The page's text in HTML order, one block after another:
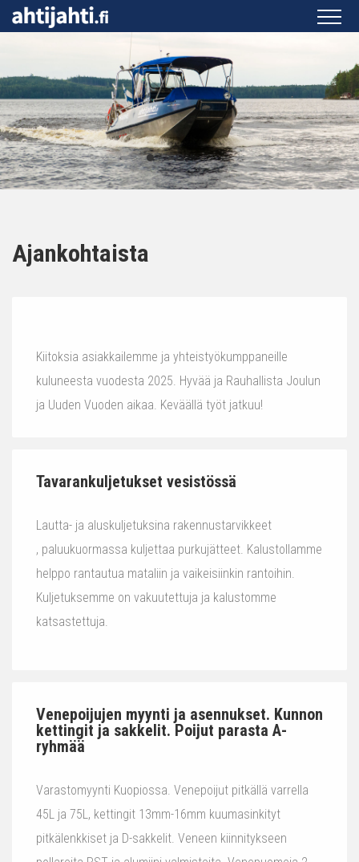
Ajankohtaista
Kiitoksia asiakkailemme ja yhteistyökumppaneille
kuluneesta vuodesta 2025. Hyvää ja Rauhallista Joulun
ja Uuden Vuoden aikaa. Keväällä työt jatkuu!
Tavarankuljetukset vesistössä
Lautta- ja aluskuljetuksina rakennustarvikkeet
, paluukuormassa kuljettaa purkujätteet. Kalustollamme
helppo rantautua mataliin ja vaikeisiinkin rantoihin.
Kuljetuksemme on vakuutettuja ja kalustomme
katsastettuja.
Venepoijujen myynti ja asennukset. Kunnon
kettingit ja sakkelit. Poijut parasta A-
ryhmää
Varastomyynti Kuopiossa. Venepoijut pitkällä varrella
45L ja 75L, kettingit 13mm-16mm kuumasinkityt
pitkälenkkiset ja D-sakkelit. Veneen kiinnitykseen